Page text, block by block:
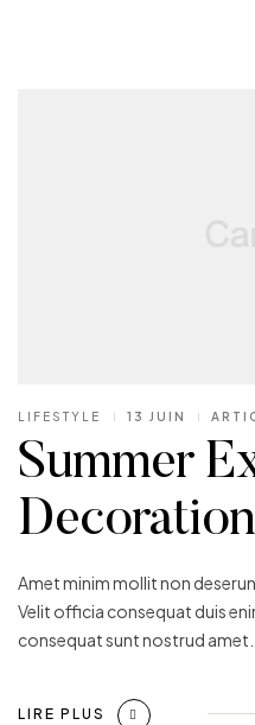
LIFESTYLE 13 JUIN
Summer
Amet minim mollit non
Velit officia consequat duis
consequat sunt nostrud amet…
LIRE PLUS